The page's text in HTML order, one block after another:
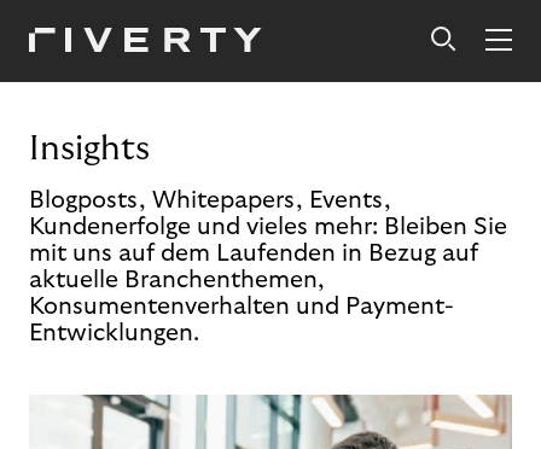
Insights
Blogposts, Whitepapers, Events,
Kundenerfolge und vieles mehr: Bleiben Sie
mit uns auf dem Laufenden in Bezug auf
aktuelle Branchenthemen,
Konsumentenverhalten und Payment-
Entwicklungen.